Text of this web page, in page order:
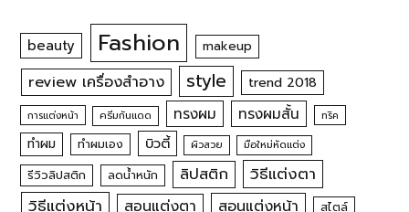
beauty Fashion makeup
review เครื่องสำอาง style trend 2018
การแต่งหน้า ครีมกันแดด ทรงผม ทรงผมสั้น ทริค
ทำผม ทำผมเอง บิวตี้ ผิวสวย มือใหม่หัดแต่ง
รีวิวลิปสติก ลดน้ำหนัก ลิปสติก
วิธีแต่งตา
วิธีแต่งหน้า
สอนแต่งตา สอนแต่งหน้า สไตล์